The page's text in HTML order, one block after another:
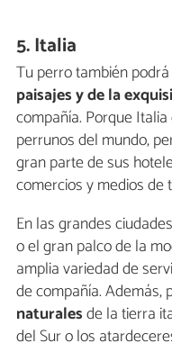
5. Italia
Tu perro también
paisajes y de la
compañía. Porque
perrunos del mundo,
gran parte de sus
comercios y medios de
En las grandes
o el gran palco de la
amplia variedad de
de compañía. Además,
naturalesde la tierra
del Sur o los